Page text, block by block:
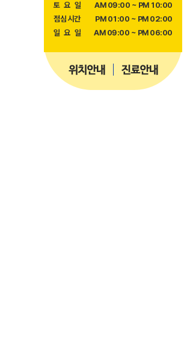
토 요 일
AM 09:00 ~ PM 10:00
점심시간
PM 01:00 ~ PM 02:00
일 요 일 AM 09:00 ~ PM 06:00